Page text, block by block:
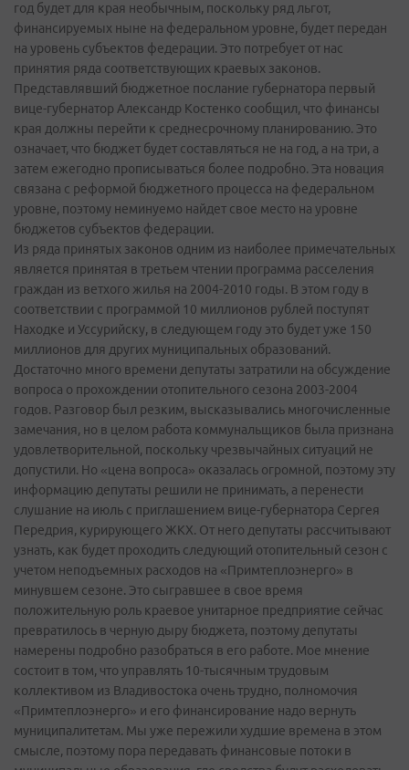
год будет для края необычным, поскольку ряд льгот,
финансируемых ныне на федеральном уровне, будет передан
на уровень субъектов федерации. Это потребует от нас
принятия ряда соответствующих краевых законов.
Представлявший бюджетное послание губернатора первый
вице-губернатор Александр Костенко сообщил, что финансы
края должны перейти к среднесрочному планированию. Это
означает, что бюджет будет составляться не на год, а на три, а
затем ежегодно прописываться более подробно. Эта новация
связана с реформой бюджетного процесса на федеральном
уровне, поэтому неминуемо найдет свое место на уровне
бюджетов субъектов федерации.
Из ряда принятых законов одним из наиболее примечательных
является принятая в третьем чтении программа расселения
граждан из ветхого жилья на 2004-2010 годы. В этом году в
соответствии с программой 10 миллионов рублей поступят
Находке и Уссурийску, в следующем году это будет уже 150
миллионов для других муниципальных образований.
Достаточно много времени депутаты затратили на обсуждение
вопроса о прохождении отопительного сезона 2003-2004
годов. Разговор был резким, высказывались многочисленные
замечания, но в целом работа коммунальщиков была признана
удовлетворительной, поскольку чрезвычайных ситуаций не
допустили. Но «цена вопроса» оказалась огромной, поэтому эту
информацию депутаты решили не принимать, а перенести
слушание на июль с приглашением вице-губернатора Сергея
Передрия, курирующего ЖКХ. От него депутаты рассчитывают
узнать, как будет проходить следующий отопительный сезон с
учетом неподъемных расходов на «Примтеплоэнерго» в
минувшем сезоне. Это сыгравшее в свое время
положительную роль краевое унитарное предприятие сейчас
превратилось в черную дыру бюджета, поэтому депутаты
намерены подробно разобраться в его работе. Мое мнение
состоит в том, что управлять 10-тысячным трудовым
коллективом из Владивостока очень трудно, полномочия
«Примтеплоэнерго» и его финансирование надо вернуть
муниципалитетам. Мы уже пережили худшие времена в этом
смысле, поэтому пора передавать финансовые потоки в